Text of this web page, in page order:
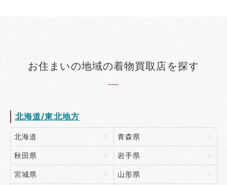
お住まいの地域の着物買取店を探す
北海道/東北地方
北海道 青森県
秋田県 岩手県
宮城県 山形県